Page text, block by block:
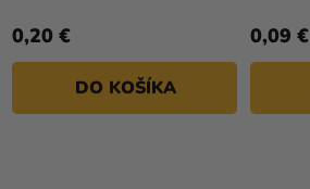
0,20 €
DO KOŠÍKA
0,09 €